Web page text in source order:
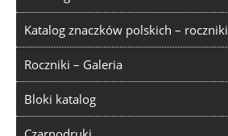
Katalog znaczków polskich – roczniki
Roczniki – Galeria
Bloki katalog